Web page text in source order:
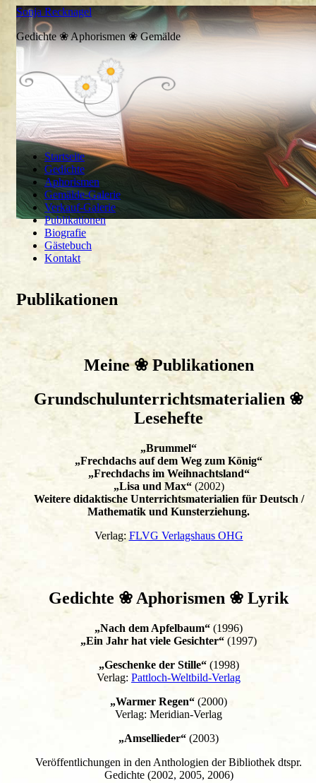
Sonja Recknagel
Gedichte ❀ Aphorismen ❀ Gemälde
Startseite
Gedichte
Aphorismen
Gemälde-Galerie
Verkauf-Galerie
Publikationen
Biografie
Gästebuch
Kontakt
Publikationen
Meine ❀ Publikationen
Grundschulunterrichtsmaterialien ❀
Lesehefte
„Brummel“
„Frechdachs auf dem Weg zum König“
„Frechdachs im Weihnachtsland“
„Lisa und Max“(2002)
Weitere didaktische Unterrichtsmaterialien für Deutsch /
Mathematik und Kunsterziehung.
Verlag: FLVG Verlagshaus OHG
Gedichte ❀ Aphorismen ❀ Lyrik
„Nach dem Apfelbaum“ (1996)
„Ein Jahr hat viele Gesichter“ (1997)
„Geschenke der Stille“(1998)
Verlag: Pattloch-Weltbild-Verlag
„Warmer Regen“ (2000)
Verlag: Meridian-Verlag
„Amsellieder“ (2003)
Veröffentlichungen in den Anthologien der Bibliothek dtspr.
Gedichte (2002, 2005, 2006)